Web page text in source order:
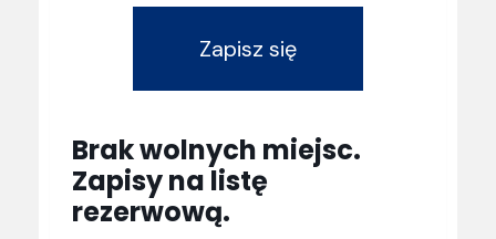
Zapisz się
Brak wolnych miejsc.
Zapisy na listę
rezerwową.